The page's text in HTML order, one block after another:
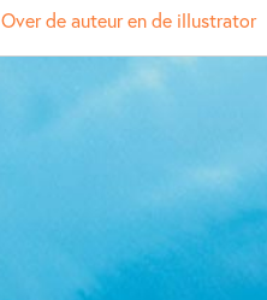
Over de auteur en de illustrator